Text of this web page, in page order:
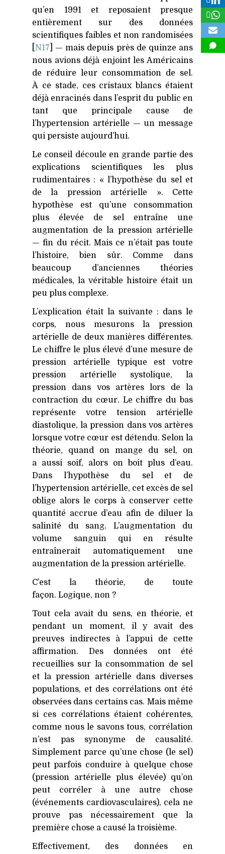
qu’en 1991 et reposaient presque
entièrement sur des données
scientifiques faibles et non randomisées
N17 ] — mais depuis près de quinze ans
nous avions déjà enjoint les Américains
de réduire leur consommation de sel.
À ce stade, ces cristaux blancs étaient
déjà enracinés dans l’esprit du public en
tant que principale cause de
l’hypertension artérielle — un message
qui persiste aujourd’hui.
Le conseil découle en grande partie des
explications scientifiques les plus
rudimentaires : « l’hypothèse du sel et
de la pression artérielle ». Cette
hypothèse est qu’une consommation
plus élevée de sel entraîne une
augmentation de la pression artérielle
— fin du récit. Mais ce n’était pas toute
l’histoire, bien sûr. Comme dans
beaucoup d’anciennes théories
médicales, la véritable histoire était un
peu plus complexe.
L’explication était la suivante : dans le
corps, nous mesurons la pression
artérielle de deux manières différentes.
Le chiffre le plus élevé d’une mesure de
pression artérielle typique est votre
pression artérielle systolique, la
pression dans vos artères lors de la
contraction du cœur. Le chiffre du bas
représente votre tension artérielle
diastolique, la pression dans vos artères
lorsque votre cœur est détendu. Selon la
théorie, quand on mange du sel, on
a aussi soif, alors on boit plus d’eau.
Dans l’hypothèse du sel et de
l’hypertension artérielle, cet excès de sel
oblige alors le corps à conserver cette
quantité accrue d’eau afin de diluer la
salinité du sang. L’augmentation du
volume sanguin qui en résulte
entraînerait automatiquement une
augmentation de la pression artérielle.
C’est la théorie, de toute
façon. Logique, non ?
Tout cela avait du sens, en théorie, et
pendant un moment, il y avait des
preuves indirectes à l’appui de cette
affirmation. Des données ont été
recueillies sur la consommation de sel
et la pression artérielle dans diverses
populations, et des corrélations ont été
observées dans certains cas. Mais même
si ces corrélations étaient cohérentes,
comme nous le savons tous, corrélation
n’est pas synonyme de causalité.
Simplement parce qu’une chose (le sel)
peut parfois conduire à quelque chose
(pression artérielle plus élevée) qu’on
peut corréler à une autre chose
(événements cardiovasculaires), cela ne
prouve pas nécessairement que la
première chose a causé la troisième.
Effectivement, des données en